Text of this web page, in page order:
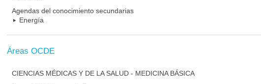
Agendas del conocimiento secundarias
Energía
Áreas OCDE
CIENCIAS MÉDICAS Y DE LA SALUD - MEDICINA BÁSICA